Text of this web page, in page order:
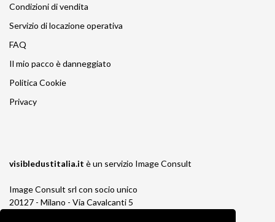
Condizioni di vendita
Servizio di locazione operativa
FAQ
Il mio pacco è danneggiato
Politica Cookie
Privacy
visibledustitalia.it è un servizio Image Consult
Image Consult srl con socio unico
20127 - Milano - Via Cavalcanti 5